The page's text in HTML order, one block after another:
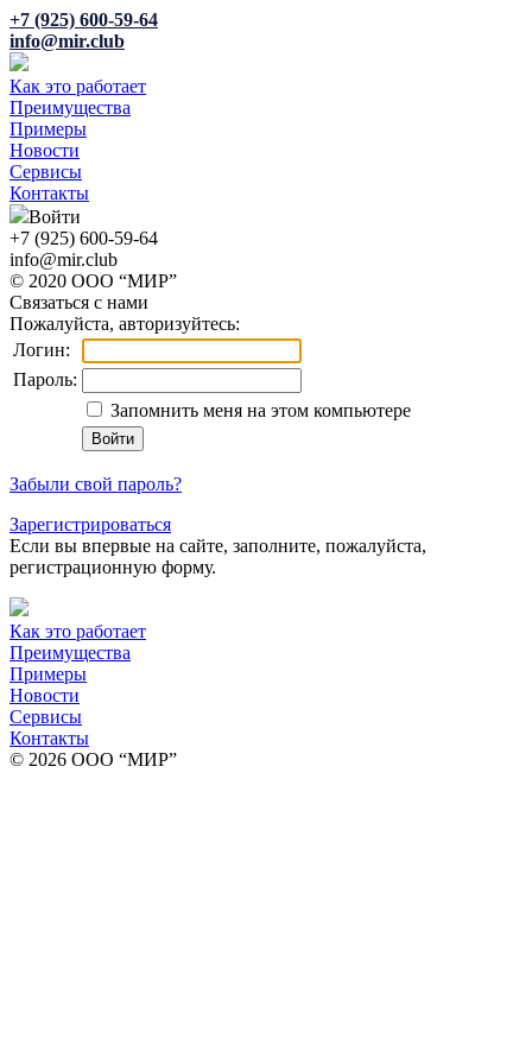
+7 (925) 600-59-64
info@mir.club
Как это работает
Преимущества
Примеры
Новости
Сервисы
Контакты
Войти
+7 (925) 600-59-64
info@mir.club
© 2020 ООО “МИР”
Связаться с нами
Пожалуйста, авторизуйтесь:
Логин:
Пароль:
Запомнить меня на этом компьютере
Забыли свой пароль?
Зарегистрироваться
Если вы впервые на сайте, заполните, пожалуйста,
регистрационную форму.
Как это работает
Преимущества
Примеры
Новости
Сервисы
Контакты
© 2026 ООО “МИР”